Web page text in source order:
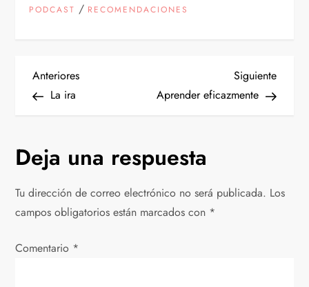
PODCAST / RECOMENDACIONES
N
v
e
g
a
Entrada
anterior
Anteriores
La ira
Siguiente
Aprender eficazmente
Deja una respuesta
Tu dirección de correo electrónico no será publicada. Los
campos obligatorios están marcados con *
Comentario *